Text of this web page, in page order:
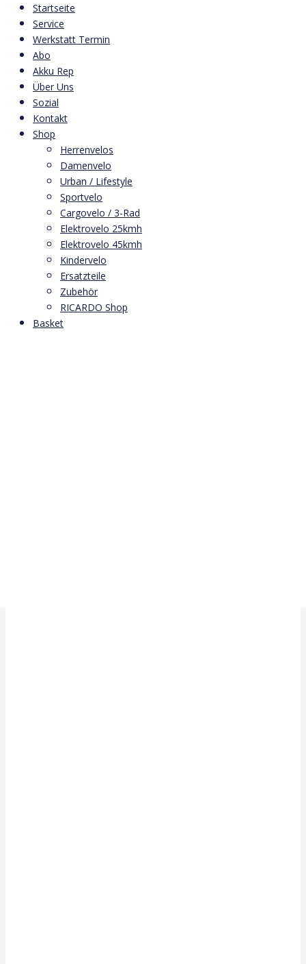
Startseite
Service
Werkstatt Termin
Abo
Akku Rep
Über Uns
Sozial
Kontakt
Shop
Herrenvelos
Damenvelo
Urban / Lifestyle
Sportvelo
Cargovelo / 3-Rad
Elektrovelo 25kmh
Elektrovelo 45kmh
Kindervelo
Ersatzteile
Zubehör
RICARDO Shop
Basket